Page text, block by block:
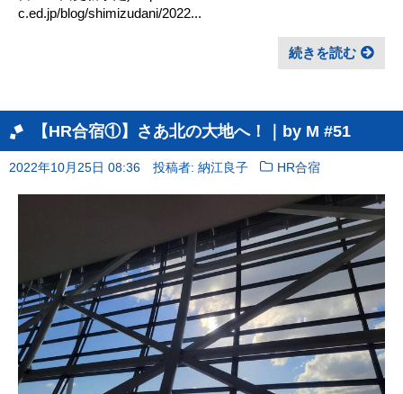
c.ed.jp/blog/shimizudani/2022...
続きを読む
【HR合宿①】さあ北の大地へ！｜by M #51
2022年10月25日 08:36 投稿者: 納江良子 HR合宿